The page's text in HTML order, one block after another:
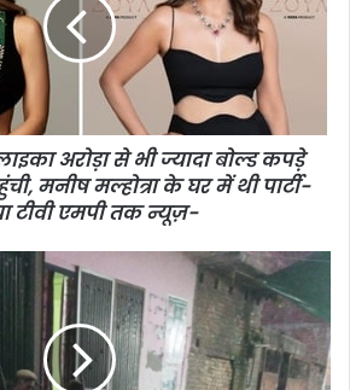
अरोड़ा से भी ज्यादा बोल्ड कपड़े
मनीष मल्होत्रा के घर में थी पार्टी-
टीवी एमपी तक न्यूज़-